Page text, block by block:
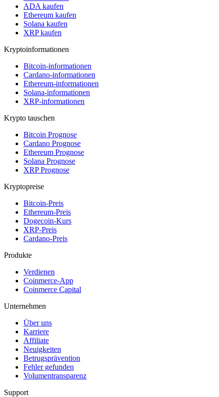
ADA kaufen
Ethereum kaufen
Solana kaufen
XRP kaufen
Kryptoinformationen
Bitcoin-informationen
Cardano-informationen
Ethereum-informationen
Solana-informationen
XRP-informationen
Krypto tauschen
Bitcoin Prognose
Cardano Prognose
Ethereum Prognose
Solana Prognose
XRP Prognose
Kryptopreise
Bitcoin-Preis
Ethereum-Preis
Dogecoin-Kurs
XRP-Preis
Cardano-Preis
Produkte
Verdienen
Coinmerce-App
Coinmerce Capital
Unternehmen
Über uns
Karriere
Affiliate
Neuigkeiten
Betrugsprävention
Fehler gefunden
Volumentransparenz
Support